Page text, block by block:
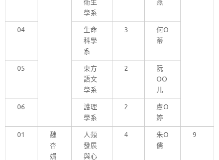
衛生
學系
燕
04
生命
科學
系
3
何O
蒂
05
東方
語文
學系
2
阮
OO
儿
06
護理
學系
2
盧O
婷
01
魏
杏
娟
人類
發展
與心
4
朱O
儒
9